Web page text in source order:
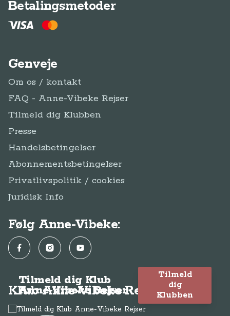
Betalingsmetoder
Genveje
Om os / kontakt
FAQ - Anne-Vibeke Rejser
Tilmeld dig Klubben
Presse
Handelsbetingelser
Abonnementsbetingelser
Privatlivspolitik / cookies
Juridisk Info
Følg Anne-Vibeke:
FacebookInstagramYouTube
Klub Anne-Vibeke Rejser
Tilmeld dig Klub
Anne-Vibeke Rejser
Tilmeld
dig
Klubben